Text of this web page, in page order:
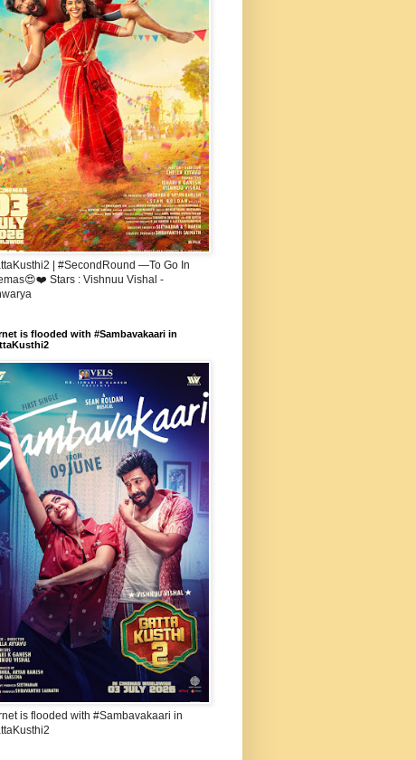
| #SecondRound —To Go In
Stars : Vishnuu Vishal -
is flooded with #Sambavakaari in
is flooded with #Sambavakaari in